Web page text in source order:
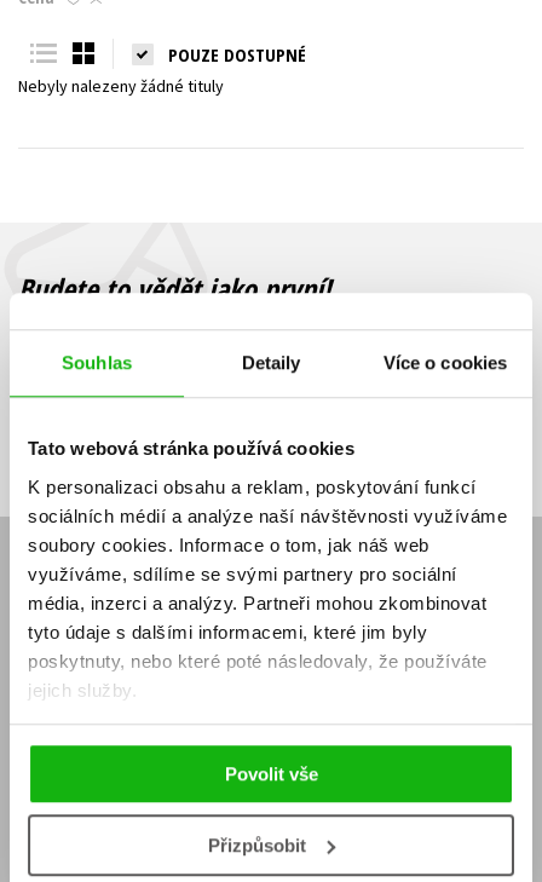
Souhlas Detaily Více o cookies
Tato webová stránka používá cookies
K personalizaci obsahu a reklam, poskytování funkcí
sociálních médií a analýze naší návštěvnosti využíváme
soubory cookies. Informace o tom, jak náš web
využíváme, sdílíme se svými partnery pro sociální
média, inzerci a analýzy. Partneři mohou zkombinovat
tyto údaje s dalšími informacemi, které jim byly
poskytnuty, nebo které poté následovaly, že používáte
jejich služby.
Povolit vše
Přizpůsobit
Young adult (SK)
Všechny tituly
POUZE DOSTUPNÉ
Nebyly nalezeny žádné tituly
Budete to vědět jako první!
Zajímá Vás, jaký knižní hit právě vychází, na jaké zboží je výhodná
sleva, jaká běží soutěž o ceny? Přihlášením k odběru našich e-
souhlasíte se zpracováním osobních údajů
mailová
adresa
mailová
adresa
Vaše e-mailová adresa Přihlásit se
E-SHOP
Aktuality
Naši autoři
Obchodní podmínky
Jak nakoupit
Knižní novinky
Dárkové poukazy
Affiliate program
KONTAKTY
Sídlo společnosti
Kontakty Albatros Media